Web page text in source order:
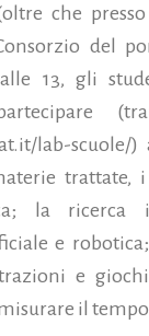
che
del
13, gli
lab-scuole/
trattate,
la ricerca
e
e
il